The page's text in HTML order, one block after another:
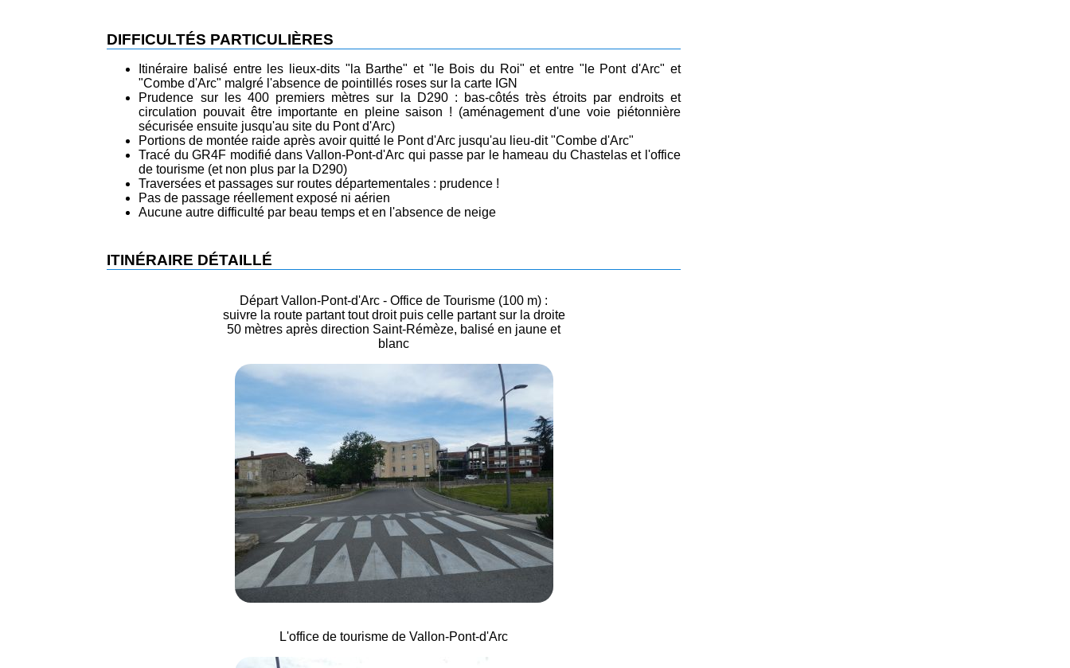
DIFFICULTÉS PARTICULIÈRES
Itinéraire balisé entre les lieux-dits "la Barthe" et "le Bois du Roi" et entre "le Pont d'Arc" et
"Combe d'Arc" malgré l'absence de pointillés roses sur la carte IGN
Prudence sur les 400 premiers mètres sur la D290 : bas-côtés très étroits par endroits et
circulation pouvait être importante en pleine saison ! (aménagement d'une voie piétonnière
sécurisée ensuite jusqu'au site du Pont d'Arc)
Portions de montée raide après avoir quitté le Pont d'Arc jusqu'au lieu-dit "Combe d'Arc"
Tracé du GR4F modifié dans Vallon-Pont-d'Arc qui passe par le hameau du Chastelas et l'office
de tourisme (et non plus par la D290)
Traversées et passages sur routes départementales : prudence !
Pas de passage réellement exposé ni aérien
Aucune autre difficulté par beau temps et en l'absence de neige
ITINÉRAIRE DÉTAILLÉ
Départ Vallon-Pont-d'Arc - Office de Tourisme (100 m) :
suivre la route partant tout droit puis celle partant sur la droite
50 mètres après direction Saint-Rémèze, balisé en jaune et
blanc
L'office de tourisme de Vallon-Pont-d'Arc